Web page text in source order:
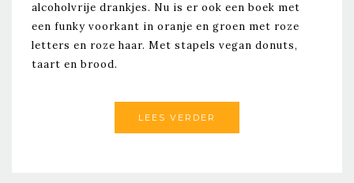
alcoholvrije drankjes. Nu is er ook een boek met
een funky voorkant in oranje en groen met roze
letters en roze haar. Met stapels vegan donuts,
taart en brood.
LEES VERDER